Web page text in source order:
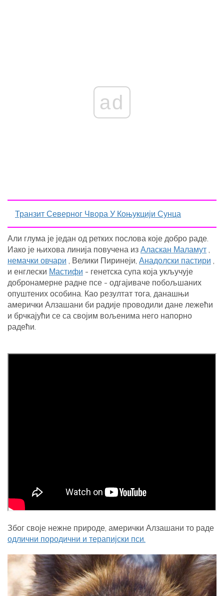
ad
Транзит Северног Чвора У Коњукцији Сунца
Али глума је један од ретких послова које добро раде.
Иако је њихова линија повучена из Аласкан Маламут ,
немачки овчари , Велики Пиринеји, Анадолски пастири ,
и енглески Мастифи - генетска супа која укључује
добронамерне радне псе - одгајиваче побољшаних
опуштених особина. Као резултат тога, данашњи
амерички Алзашани би радије проводили дане лежећи
и брчкајући се са својим вољенима него напорно
радећи.
Због своје нежне природе, амерички Алзашани то раде
одлични породични и терапијски пси.